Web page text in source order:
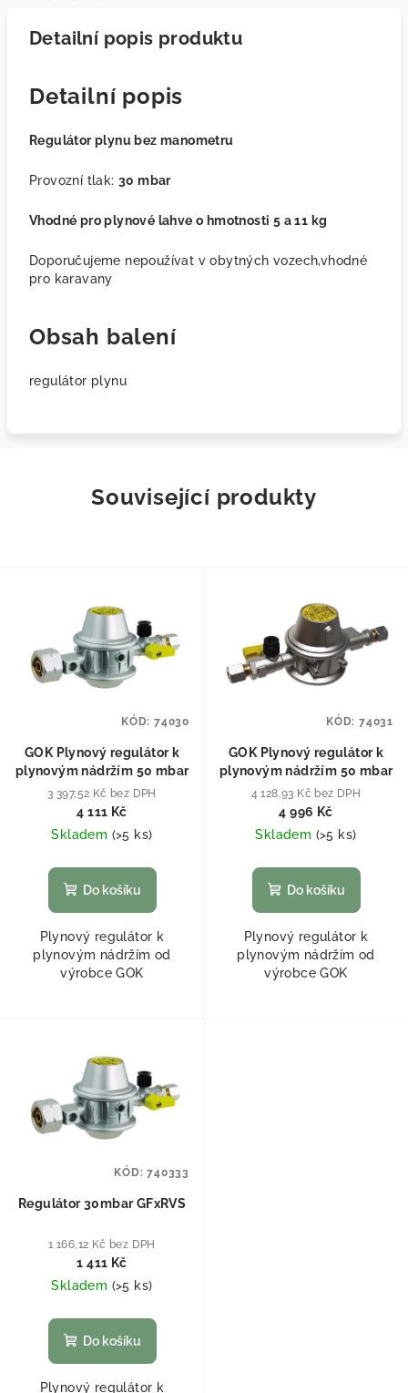
Detailní popis produktu
Detailní popis
Regulátor plynu bez manometru
Provozní tlak: 30 mbar
Vhodné pro plynové lahve o hmotnosti 5 a 11 kg
Doporučujeme nepoužívat v obytných vozech,vhodné
pro karavany
Obsah balení
regulátor plynu
Související produkty
GOK Plynový regulátor k
plynovým nádržím 50 mbar
3 397,52 Kč bez DPH
4 111 Kč
Skladem (>5 ks)
Do košíku
Plynový regulátor k
plynovým nádržím od
výrobce GOK
KÓD: 74030
GOK Plynový regulátor k
plynovým nádržím 50 mbar
4 128,93 Kč bez DPH
4 996 Kč
Skladem (>5 ks)
Do košíku
Plynový regulátor k
plynovým nádržím od
výrobce GOK
KÓD: 74031
Regulátor 30mbar GFxRVS
1 166,12 Kč bez DPH
1 411 Kč
Skladem (>5 ks)
Do košíku
Plynový regulátor k
KÓD:740333